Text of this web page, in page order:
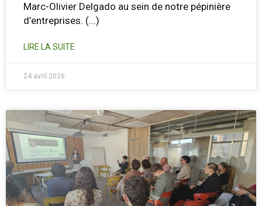
Marc-Olivier Delgado au sein de notre pépinière
d’entreprises. (...)
LIRE LA SUITE
24 avril 2026